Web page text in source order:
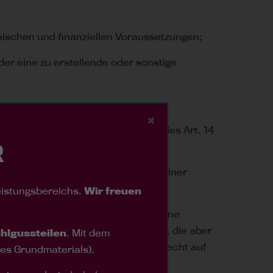
und finanziellen Voraussetzungen;
eine zu erstellende oder sonstige
Entlastungsgrund im Sinne des Art. 14
verlangen oder unter Setzung einer
kann der Auftraggeber durch eine
gilt für bereits gelieferte Waren, die aber
hat in diesem Falle das Recht auf
Darüber hinaus steht dem
Wir freuen
. Mit dem
Grundmaterials).